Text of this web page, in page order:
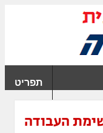
תפריט
העבודה